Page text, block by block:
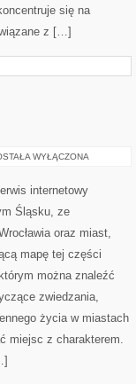
się na
z […]
WYŁĄCZONA
internetowy
Śląsku, ze
oraz miast,
mapę tej części
można znaleźć
zwiedzania,
życia w miastach
miejsc z charakterem.